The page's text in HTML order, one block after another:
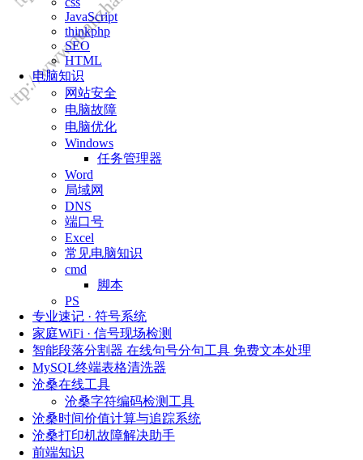
JavaScript
thinkphp
SEO
HTML
电脑知识
网站安全
电脑故障
电脑优化
Windows
任务管理器
Word
局域网
DNS
端口号
Excel
常见电脑知识
cmd
脚本
PS
专业速记 · 符号系统
家庭WiFi · 信号现场检测
智能段落分割器 在线句号分句工具 免费文本处理
MySQL终端表格清洗器
沧桑在线工具
沧桑字符编码检测工具
沧桑时间价值计算与追踪系统
沧桑打印机故障解决助手
前端知识